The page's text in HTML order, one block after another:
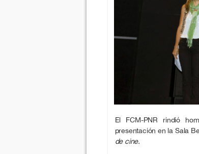
El FCM-PNR rindió
presentación en la Sala
de cine.